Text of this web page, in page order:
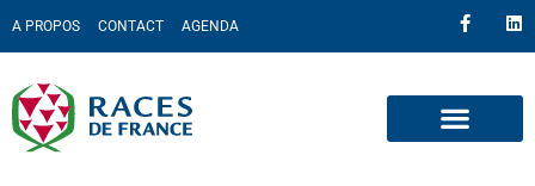
A PROPOS CONTACT AGENDA